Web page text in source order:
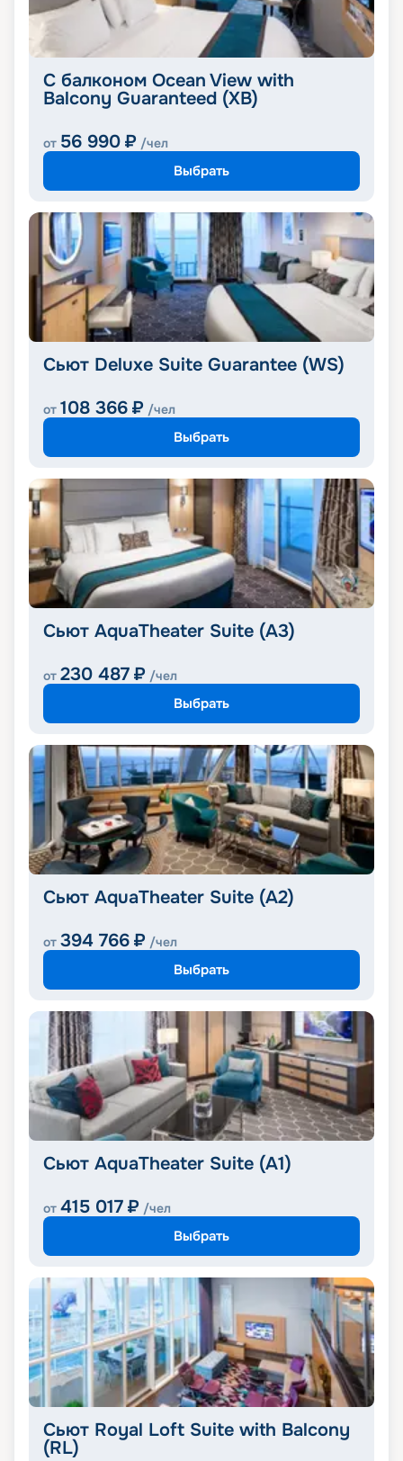
С балконом Ocean View with
Balcony Guaranteed (XB)
от 56 990 ₽ /чел
Выбрать
Сьют Deluxe Suite Guarantee (WS)
от 108 366 ₽ /чел
Выбрать
Сьют AquaTheater Suite (A3)
от 230 487 ₽ /чел
Выбрать
Сьют AquaTheater Suite (A2)
от 394 766 ₽ /чел
Выбрать
Сьют AquaTheater Suite (A1)
от 415 017 ₽ /чел
Выбрать
Сьют Royal Loft Suite with Balcony
(RL)